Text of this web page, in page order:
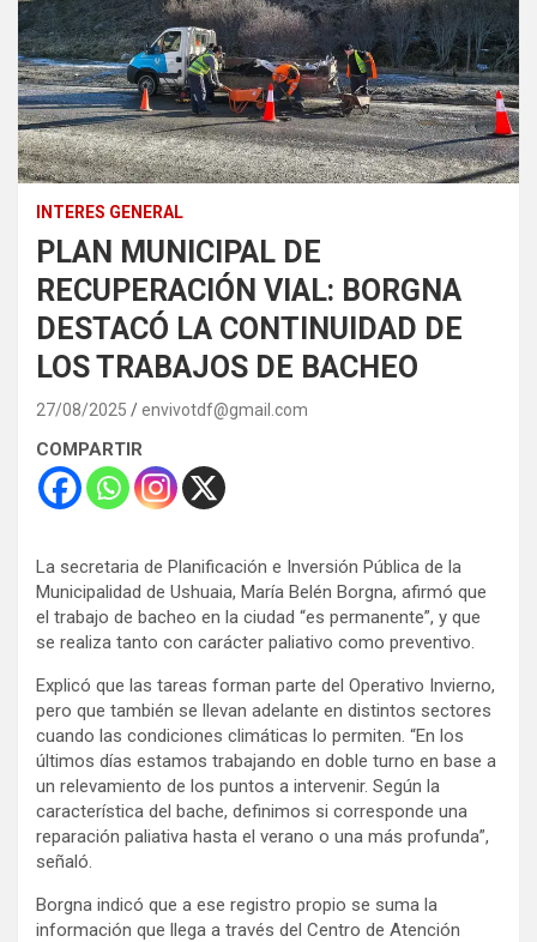
INTERES GENERAL
PLAN MUNICIPAL DE
RECUPERACIÓN VIAL: BORGNA
DESTACÓ LA CONTINUIDAD DE
LOS TRABAJOS DE BACHEO
27/08/2025 envivotdf@gmail.com
COMPARTIR
La secretaria de Planificación e Inversión Pública de la
Municipalidad de Ushuaia, María Belén Borgna, afirmó que
el trabajo de bacheo en la ciudad “es permanente”, y que
se realiza tanto con carácter paliativo como preventivo.
Explicó que las tareas forman parte del Operativo Invierno,
pero que también se llevan adelante en distintos sectores
cuando las condiciones climáticas lo permiten. “En los
últimos días estamos trabajando en doble turno en base a
un relevamiento de los puntos a intervenir. Según la
característica del bache, definimos si corresponde una
reparación paliativa hasta el verano o una más profunda”,
señaló.
Borgna indicó que a ese registro propio se suma la
información que llega a través del Centro de Atención